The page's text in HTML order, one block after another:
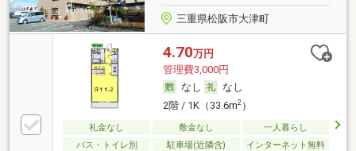
三重県松阪市大津町
4.70万円
管理費3,000円
なし
なし
2階 / 1K（33.6m2）
礼金なし 敷金なし
一人暮らし
バス・トイレ別
駐車場(近隣含) インターネット無料